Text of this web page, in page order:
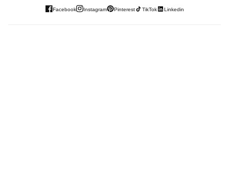
Facebook Instagram Pinterest TikTok Linkedin